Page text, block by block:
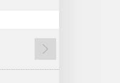
Successivo